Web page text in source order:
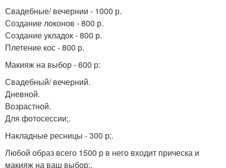
Свадебные/ вечернии - 1000 р.
Создание локонов - 800 р.
Создание укладок - 800 р.
Плетение кос - 800 р.
Макияж на выбор - 600 р:
Свадебный/ вечерний.
Дневной.
Возрастной.
Для фотосессии;.
Накладные ресницы - 300 р;.
Любой образ всего 1500 р в него входит прическа и
макияж на ваш выбор;.